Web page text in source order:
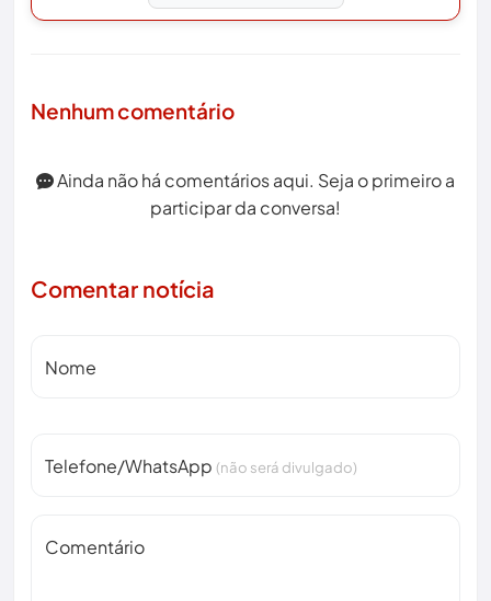
Nenhum comentário
Ainda não há comentários aqui. Seja o primeiro a
participar da conversa!
Comentar notícia
Nome
Telefone/WhatsApp (não será divulgado)
Comentário